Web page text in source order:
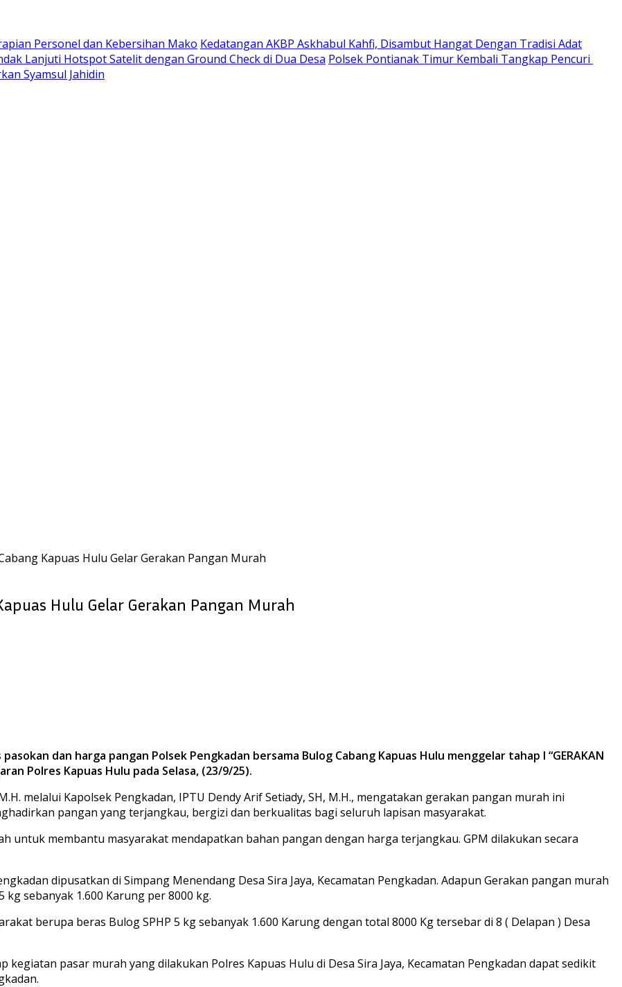
Personel dan Kebersihan Mako Kedatangan AKBP Askhabul Kahfi, Disambut Hangat Dengan Tradisi Adat
Lanjuti Hotspot Satelit dengan Ground Check di Dua Desa Polsek Pontianak Timur Kembali Tangkap Pencuri
Syamsul Jahidin
Kapuas Hulu Gelar Gerakan Pangan Murah
Hulu Gelar Gerakan Pangan Murah
dan harga pangan Polsek Pengkadan bersama Bulog Cabang Kapuas Hulu menggelar tahap I “GERAKAN
Polres Kapuas Hulu pada Selasa, (23/9/25).
melalui Kapolsek Pengkadan, IPTU Dendy Arif Setiady, SH, M.H., mengatakan gerakan pangan murah ini
pangan yang terjangkau, bergizi dan berkualitas ‎bagi seluruh lapisan masyarakat.
untuk membantu masyarakat mendapatkan bahan pangan dengan harga terjangkau. GPM dilakukan secara
dipusatkan di Simpang Menendang Desa Sira Jaya, Kecamatan Pengkadan. Adapun Gerakan pangan murah
sebanyak 1.600 Karung per 8000 kg.
berupa beras Bulog SPHP 5 kg sebanyak 1.600 Karung dengan total 8000 Kg tersebar di 8 ( Delapan ) Desa
pasar murah yang dilakukan Polres Kapuas Hulu di Desa Sira Jaya, Kecamatan Pengkadan dapat sedikit